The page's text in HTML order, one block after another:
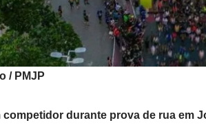
/ PMJP
competidor durante prova de rua em